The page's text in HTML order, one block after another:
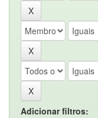
Adicionar filtros: